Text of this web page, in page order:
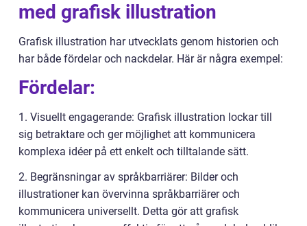
med grafisk illustration
Grafisk illustration har utvecklats genom historien och
har både fördelar och nackdelar. Här är några exempel:
Fördelar:
1. Visuellt engagerande: Grafisk illustration lockar till
sig betraktare och ger möjlighet att kommunicera
komplexa idéer på ett enkelt och tilltalande sätt.
2. Begränsningar av språkbarriärer: Bilder och
illustrationer kan övervinna språkbarriärer och
kommunicera universellt. Detta gör att grafisk